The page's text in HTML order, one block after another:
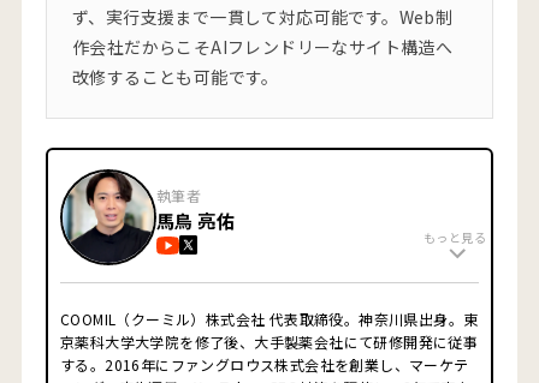
ず、実行支援まで一貫して対応可能です。Web制
作会社だからこそAIフレンドリーなサイト構造へ
改修することも可能です。
もっと見る
執筆者
馬鳥 亮佑
COOMIL（クーミル）株式会社 代表取締役。神奈川県出身。東
京薬科大学大学院を修了後、大手製薬会社にて研修開発に従事
する。2016年にファングロウス株式会社を創業し、マーケテ